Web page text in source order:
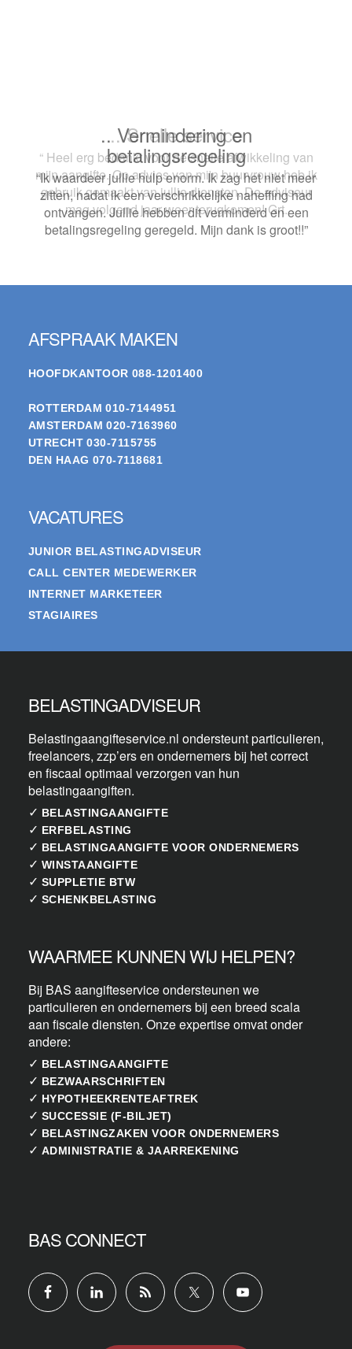
.. Snelle service
“ Heel erg bedankt voor de snelle afwikkeling van
mijn aangifte. Op advies van mijn buurvrouw heb ik
gebruik gemaakt van jullie diensten. De adviseur
mag volgend jaar weer terugkomen! Grt.
AFSPRAAK MAKEN
HOOFDKANTOOR 088-1201400
ROTTERDAM 010-7144951
AMSTERDAM 020-7163960
UTRECHT 030-7115755
DEN HAAG 070-7118681
VACATURES
JUNIOR BELASTINGADVISEUR
CALL CENTER MEDEWERKER
INTERNET MARKETEER
STAGIAIRES
BELASTINGADVISEUR
Belastingaangifteservice.nl ondersteunt particulieren,
freelancers, zzp’ers en ondernemers bij het correct
en fiscaal optimaal verzorgen van hun
belastingaangiften.
✓ BELASTINGAANGIFTE
✓ ERFBELASTING
✓ BELASTINGAANGIFTE VOOR ONDERNEMERS
✓ WINSTAANGIFTE
✓ SUPPLETIE BTW
✓ SCHENKBELASTING
WAARMEE KUNNEN WIJ HELPEN?
Bij BAS aangifteservice ondersteunen we
particulieren en ondernemers bij een breed scala
aan fiscale diensten. Onze expertise omvat onder
andere:
✓ BELASTINGAANGIFTE
✓ BEZWAARSCHRIFTEN
✓ HYPOTHEEKRENTEAFTREK
✓ SUCCESSIE (F-BILJET)
✓ BELASTINGZAKEN VOOR ONDERNEMERS
✓ ADMINISTRATIE & JAARREKENING
BAS CONNECT